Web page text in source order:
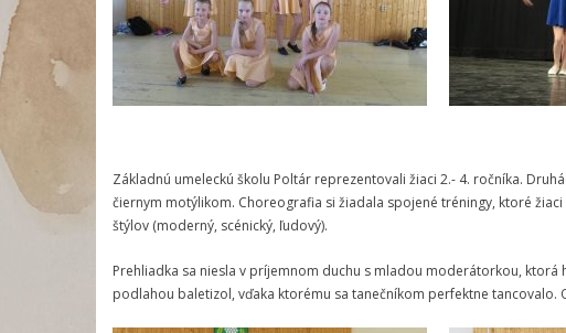
Základnú umeleckú školu Poltár reprezentovali žiaci 2.- 4. ročníka.
čiernym motýlikom. Choreografia si žiadala spojené tréningy, ktoré
štýlov (moderný, scénický, ľudový).
Prehliadka sa niesla v príjemnom duchu s mladou moderátorkou,
podlahou baletizol, vďaka ktorému sa tanečníkom perfektne